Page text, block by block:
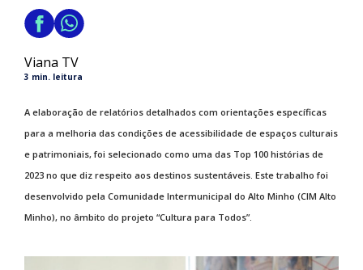
Viana TV
3 min. leitura
A elaboração de relatórios detalhados com orientações específicas
para a melhoria das condições de acessibilidade de espaços culturais
e patrimoniais, foi selecionado como uma das Top 100 histórias de
2023 no que diz respeito aos destinos sustentáveis. Este trabalho foi
desenvolvido pela Comunidade Intermunicipal do Alto Minho (CIM Alto
Minho), no âmbito do projeto “Cultura para Todos”.